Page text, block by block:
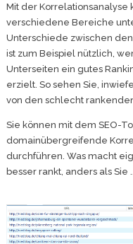
Mit der Korrelationsanalyse
verschiedene Bereiche
Unterschiede zwischen
ist zum Beispiel nützlich,
Unterseiten ein gutes
erzielt. So sehen Sie,
von den schlecht
Sie können mit dem SEO-
domainübergreifende
durchführen. Was macht
besser rankt, anders als Sie